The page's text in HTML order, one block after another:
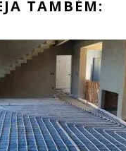
TAMBÉM: